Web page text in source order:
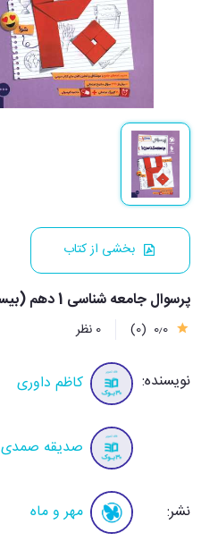
بخشی از کتاب
پرسوال جامعه شناسی 1 دهم (بیست پک)
0٫0 (0) 0 نظر
نویسنده: کاظم داوری
صدیقه صمدی
نشر: مهر و ماه